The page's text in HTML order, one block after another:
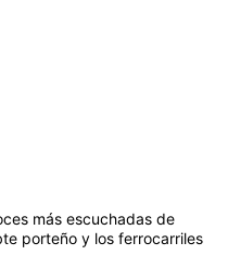
más escuchadas de
porteño y los ferrocarriles